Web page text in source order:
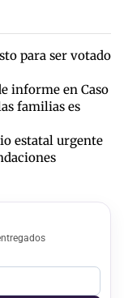
para ser votado
informe en Caso
familias es
estatal urgente